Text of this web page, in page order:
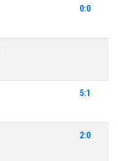
0:0
5:1
2:0